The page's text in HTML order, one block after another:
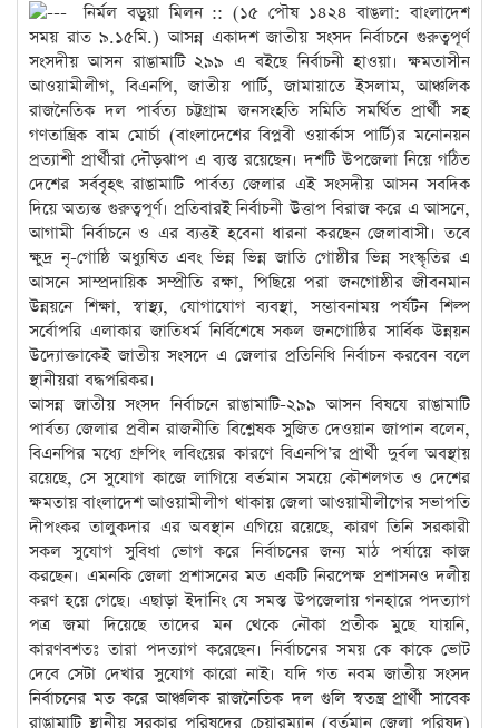
নির্মল বড়ুয়া মিলন :: (১৫ পৌষ ১৪২৪ বাঙলা: বাংলাদেশ
সময় রাত ৯.১৫মি.) আসন্ন একাদশ জাতীয় সংসদ নির্বাচনে গুরুত্বপূর্ণ
সংসদীয় আসন রাঙামাটি ২৯৯ এ বইছে নির্বাচনী হাওয়া। ক্ষমতাসীন
আওয়ামীলীগ, বিএনপি, জাতীয় পার্টি, জামায়াতে ইসলাম, আঞ্চলিক
রাজনৈতিক দল পার্বত্য চট্টগ্রাম জনসংহতি সমিতি সমর্থিত প্রার্থী সহ
গণতান্ত্রিক বাম মোর্চা (বাংলাদেশের বিপ্লবী ওয়ার্কাস পার্টি)র মনোনয়ন
প্রত্যাশী প্রার্থীরা দৌড়ঝাপ এ ব্যস্ত রয়েছেন। দশটি উপজেলা নিয়ে গঠিত
দেশের সর্ববৃহৎ রাঙামাটি পার্বত্য জেলার এই সংসদীয় আসন সবদিক
দিয়ে অত্যন্ত গুরুত্বপূর্ণ। প্রতিবারই নির্বাচনী উত্তাপ বিরাজ করে এ আসনে,
আগামী নির্বাচনে ও এর ব্যত্তই হবেনা ধারনা করছেন জেলাবাসী। তবে
ক্ষুদ্র নৃ-গোষ্ঠি অধ্যুষিত এবং ভিন্ন ভিন্ন জাতি গোষ্ঠীর ভিন্ন সংস্কৃতির এ
আসনে সাম্প্রদায়িক সম্প্রীতি রক্ষা, পিছিয়ে পরা জনগোষ্ঠীর জীবনমান
উন্নয়নে শিক্ষা, স্বাস্থ্য, যোগাযোগ ব্যবস্থা, সম্ভাবনাময় পর্যটন শিল্প
সর্বোপরি এলাকার জাতিধর্ম নির্বিশেষে সকল জনগোষ্ঠির সার্বিক উন্নয়ন
উদ্যোক্তাকেই জাতীয় সংসদে এ জেলার প্রতিনিধি নির্বাচন করবেন বলে
স্থানীয়রা বদ্ধপরিকর।
আসন্ন জাতীয় সংসদ নির্বাচনে রাঙামাটি-২৯৯ আসন বিষযে রাঙামাটি
পার্বত্য জেলার প্রবীন রাজনীতি বিশ্লেষক সুজিত দেওয়ান জাপান বলেন,
বিএনপির মধ্যে গ্রুপিং লবিংয়ের কারণে বিএনপি’র প্রার্থী দুর্বল অবস্থায়
রয়েছে, সে সুযোগ কাজে লাগিয়ে বর্তমান সময়ে কৌশলগত ও দেশের
ক্ষমতায় বাংলাদেশ আওয়ামীলীগ থাকায় জেলা আওয়ামীলীগের সভাপতি
দীপংকর তালুকদার এর অবস্থান এগিয়ে রয়েছে, কারণ তিনি সরকারী
সকল সুযোগ সুবিধা ভোগ করে নির্বাচনের জন্য মাঠ পর্যায়ে কাজ
করছেন। এমনকি জেলা প্রশাসনের মত একটি নিরপেক্ষ প্রশাসনও দলীয়
করণ হয়ে গেছে। এছাড়া ইদানিং যে সমস্ত উপজেলায় গনহারে পদত্যাগ
পত্র জমা দিয়েছে তাদের মন থেকে নৌকা প্রতীক মুছে যায়নি,
কারণবশতঃ তারা পদত্যাগ করেছেন। নির্বাচনের সময় কে কাকে ভোট
দেবে সেটা দেখার সুযোগ কারো নাই। যদি গত নবম জাতীয় সংসদ
নির্বাচনের মত করে আঞ্চলিক রাজনৈতিক দল গুলি স্বতন্ত্র প্রার্থী সাবেক
রাঙামাটি স্থানীয় সরকার পরিষদের চেয়ারম্যান (বর্তমান জেলা পরিষদ)